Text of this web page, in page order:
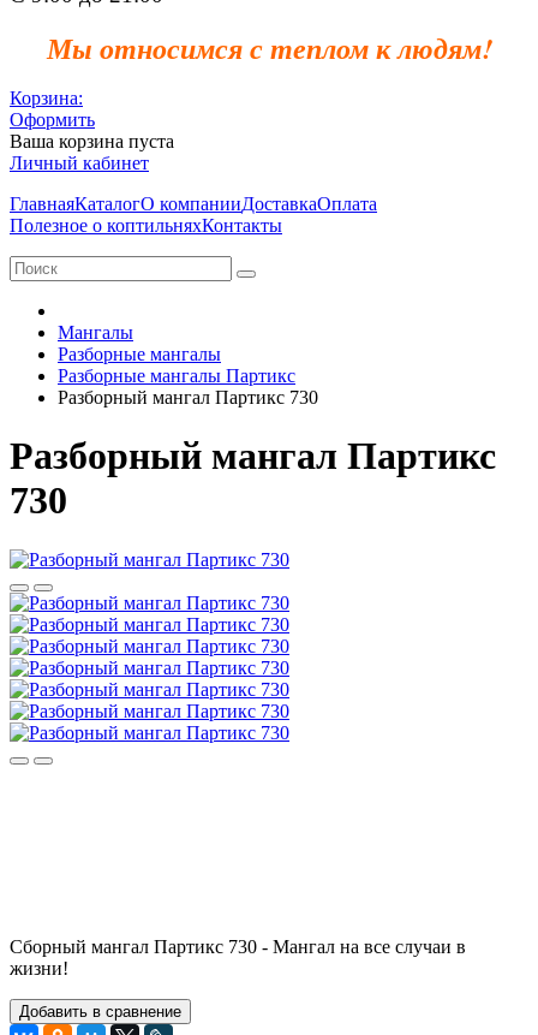
Мы относимся с теплом к людям!
Корзина:
Оформить
Ваша корзина пуста
Личный кабинет
ГлавнаяКаталогО компанииДоставкаОплата
Полезное о коптильняхКонтакты
Мангалы
Разборные мангалы
Разборные мангалы Партикс
Разборный мангал Партикс 730
Разборный мангал Партикс
730
Сборный мангал Партикс 730 - Мангал на все случаи в
жизни!
Добавить в сравнение